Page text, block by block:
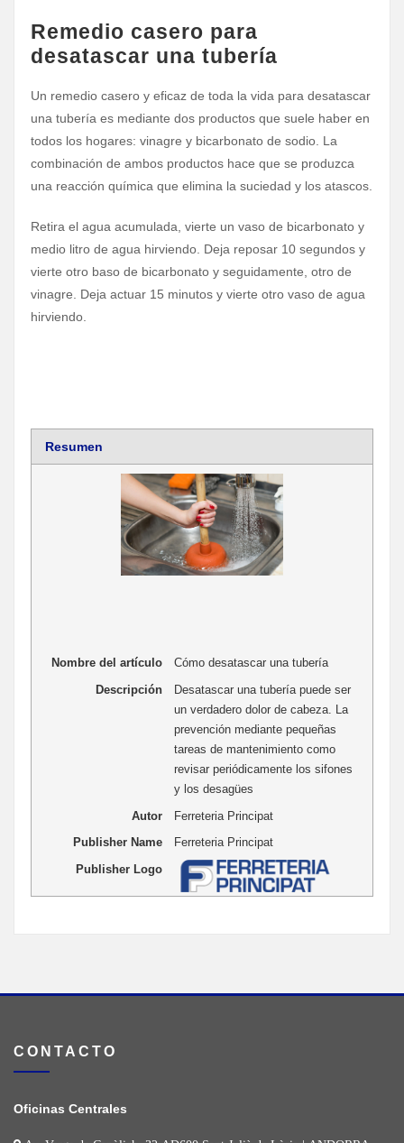
Remedio casero para
desatascar una tubería
Un remedio casero y eficaz de toda la vida para desatascar
una tubería es mediante dos productos que suele haber en
todos los hogares: vinagre y bicarbonato de sodio. La
combinación de ambos productos hace que se produzca
una reacción química que elimina la suciedad y los atascos.
Retira el agua acumulada, vierte un vaso de bicarbonato y
medio litro de agua hirviendo. Deja reposar 10 segundos y
vierte otro baso de bicarbonato y seguidamente, otro de
vinagre. Deja actuar 15 minutos y vierte otro vaso de agua
hirviendo.
Resumen
Nombre del artículo
Cómo desatascar una tubería
Descripción
Desatascar una tubería puede ser
un verdadero dolor de cabeza. La
prevención mediante pequeñas
tareas de mantenimiento como
revisar periódicamente los sifones
y los desagües
Autor
Ferreteria Principat
Publisher Name
Ferreteria Principat
Publisher Logo
CONTACTO
Oficinas Centrales